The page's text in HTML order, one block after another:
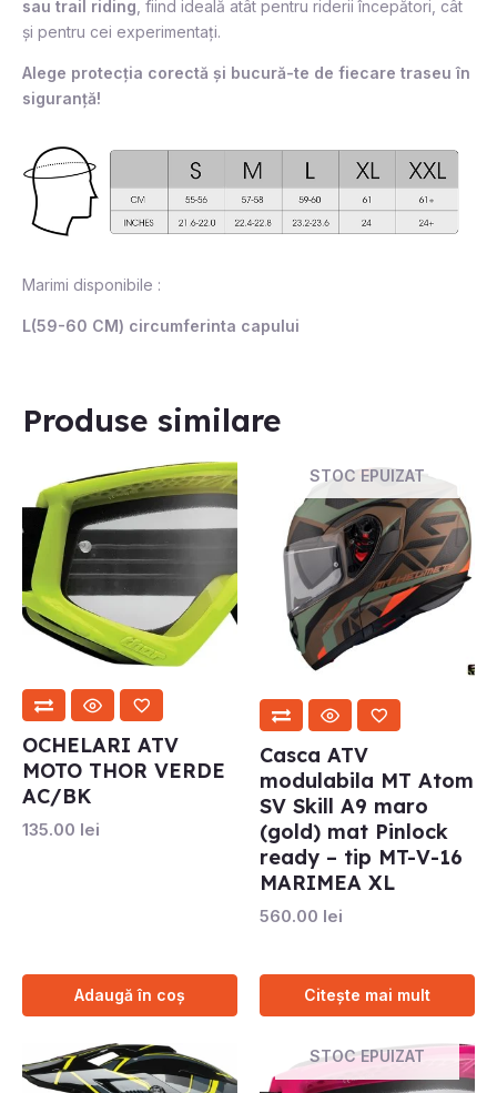
sau trail riding , fiind ideală atât pentru riderii începători, cât
și pentru cei experimentați.
Alege protecția corectă și bucură-te de fiecare traseu în
siguranță!
Marimi disponibile :
L(59-60 CM) circumferinta capului
Produse similare
OCHELARI ATV
MOTO THOR VERDE
AC/BK
135.00 lei
Adaugă în coș
STOC EPUIZAT
Casca ATV
modulabila MT Atom
SV Skill A9 maro
(gold) mat Pinlock
ready – tip MT-V-16
MARIMEA XL
560.00 lei
Citește mai mult
STOC EPUIZAT